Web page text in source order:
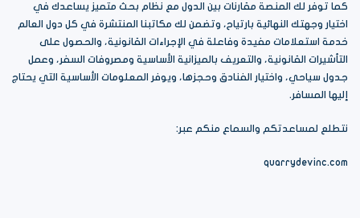
كما توفر لك المنصة مقارنات بين الدول مع نظام بحث متميز يساعدك في
اختيار وجهتك النهائية بارتياح، وتضمن لك مكاتبنا المنتشرة في كل دول العالم
خدمة استعلامات مفيدة وفاعلة في الإجراءات القانونية، والحصول على
التأشيرات القانونية، والتعريف بالميزانية الأساسية ومصروفات السفر، وعمل
جدول سياحي، واختيار الفنادق وحجزها، ويوفر المعلومات الأساسية التي يحتاج
إليها المسافر.
نتطلع لمساعدتكم والسماع منكم عبر:
quarrydevinc.com